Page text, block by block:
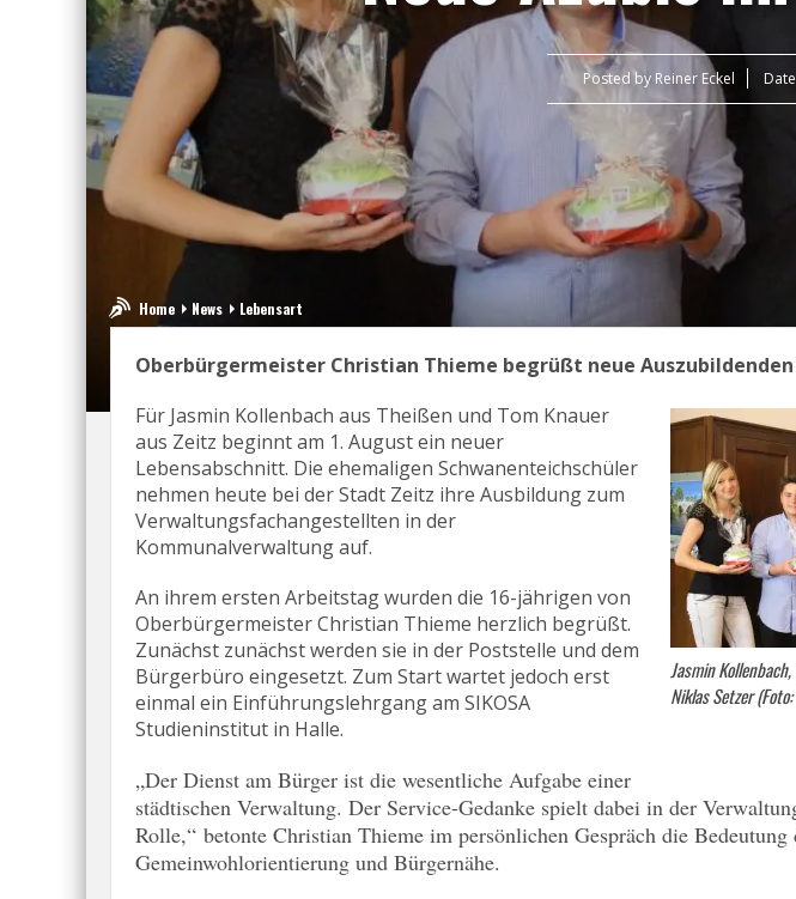
Posted by Reiner Eckel
Home News Lebensart
Oberbürgermeister Christian Thieme begrüßt neue
Jasmin
Niklas Setzer
Für Jasmin Kollenbach aus Theißen und Tom Knauer
aus Zeitz beginnt am 1. August ein neuer
Lebensabschnitt. Die ehemaligen Schwanenteichschüler
nehmen heute bei der Stadt Zeitz ihre Ausbildung zum
Verwaltungsfachangestellten in der
Kommunalverwaltung auf.
An ihrem ersten Arbeitstag wurden die 16-jährigen von
Oberbürgermeister Christian Thieme herzlich begrüßt.
Zunächst zunächst werden sie in der Poststelle und dem
Bürgerbüro eingesetzt. Zum Start wartet jedoch erst
einmal ein Einführungslehrgang am SIKOSA
Studieninstitut in Halle.
„Der Dienst am Bürger ist die wesentliche Aufgabe einer
städtischen Verwaltung. Der Service-Gedanke spielt dabei in der
Rolle,“ betonte Christian Thieme im persönlichen Gespräch die Bedeutung
Gemeinwohlorientierung und Bürgernähe.